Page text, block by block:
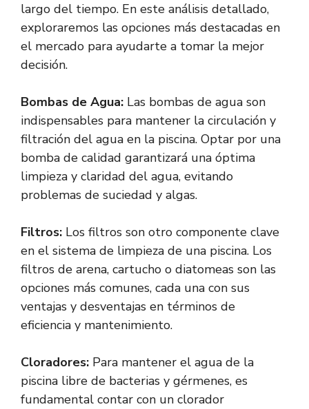
largo del tiempo. En este análisis detallado,
exploraremos las opciones más destacadas en
el mercado para ayudarte a tomar la mejor
decisión.
Bombas de Agua: Las bombas de agua son
indispensables para mantener la circulación y
filtración del agua en la piscina. Optar por una
bomba de calidad garantizará una óptima
limpieza y claridad del agua, evitando
problemas de suciedad y algas.
Filtros: Los filtros son otro componente clave
en el sistema de limpieza de una piscina. Los
filtros de arena, cartucho o diatomeas son las
opciones más comunes, cada una con sus
ventajas y desventajas en términos de
eficiencia y mantenimiento.
Cloradores: Para mantener el agua de la
piscina libre de bacterias y gérmenes, es
fundamental contar con un clorador